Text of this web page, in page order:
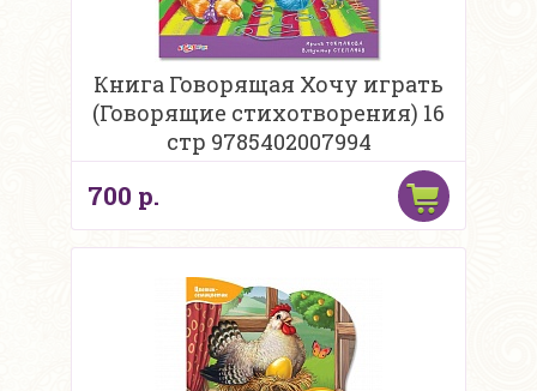
Книга Говорящая Хочу играть
(Говорящие стихотворения) 16
стр 9785402007994
700 р.